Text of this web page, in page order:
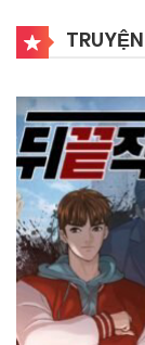
Chapter 2 10/
Chapter 1 10/11/